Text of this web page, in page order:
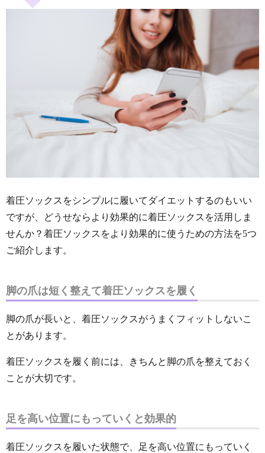
着圧ソックスをシンプルに履いてダイエットするのもいい
ですが、どうせならより効果的に着圧ソックスを活用しま
せんか？着圧ソックスをより効果的に使うための方法を5つ
ご紹介します。
脚の爪は短く整えて着圧ソックスを履く
脚の爪が長いと、着圧ソックスがうまくフィットしないこ
とがあります。
着圧ソックスを履く前には、きちんと脚の爪を整えておく
ことが大切です。
足を高い位置にもっていくと効果的
着圧ソックスを履いた状態で、足を高い位置にもっていく